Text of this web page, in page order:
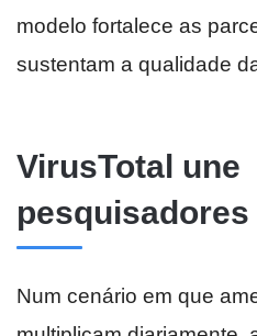
modelo fortalece as
sustentam a qualidade
VirusTotal une
pesquisadores
Num cenário em que